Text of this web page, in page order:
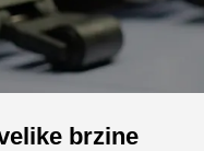
brzine